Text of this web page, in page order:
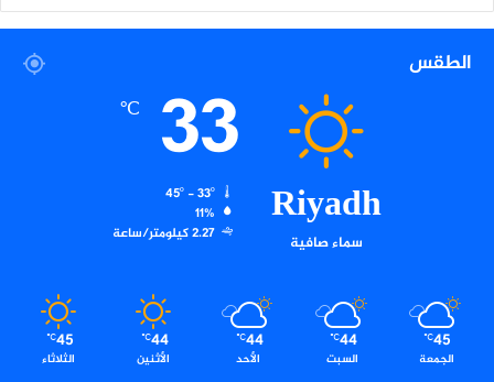
ل
ف
يالطقس
Riyadh
سماء صافية
33
℃
11%
2.27 كيلومتر/ساعة
45
℃
الجمعة
44
℃
السبت
44
℃
الأحد
44
℃
الأثنين
45
℃
الثلاثاء